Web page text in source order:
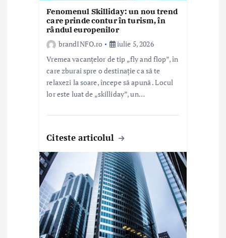
Fenomenul Skilliday: un nou trend
care prinde contur în turism, în
rândul europenilor
brandINFO.ro
iulie 5, 2026
Vremea vacanțelor de tip „fly and flop”, în
care zburai spre o destinație ca să te
relaxezi la soare, începe să apună . Locul
lor este luat de „skilliday”, un…
Citeste articolul